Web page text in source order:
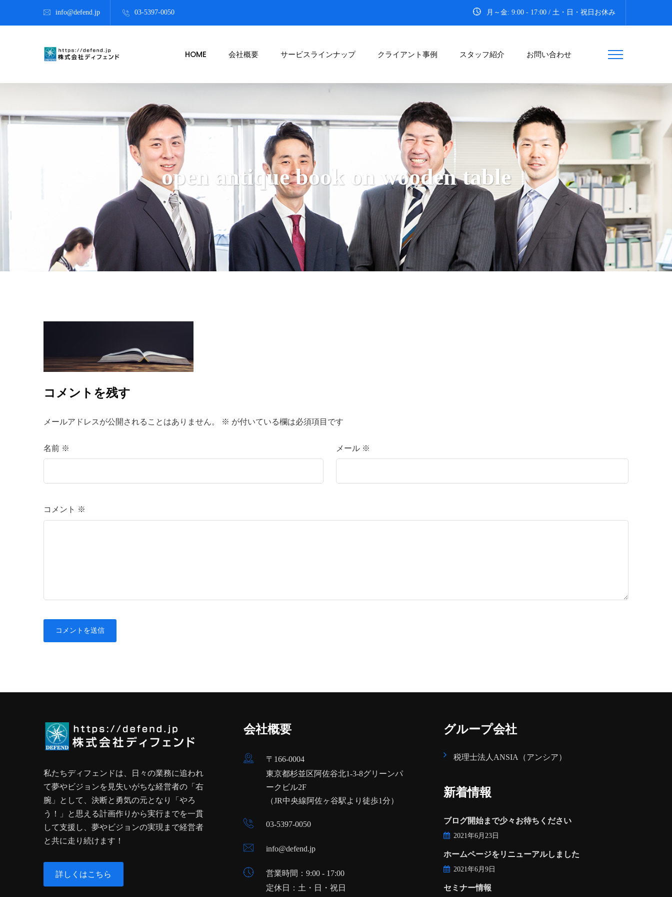
info@defend.jp 03-5397-0050 月～金: 9:00 - 17:00 / 土・日・祝日お休み
HOME 会社概要 サービスラインナップ クライアント事例 スタッフ紹介 お問い合わせ
open antique book on wooden table
コメントを残す
メールアドレスが公開されることはありません。 ※ が付いている欄は必須項目です
名前 ※ メール ※
コメント ※
私たちディフェンドは、日々の業務に追われ
て夢やビジョンを見失いがちな経営者の「右
腕」として、決断と勇気の元となり「やろ
う！」と思える計画作りから実行までを一貫
して支援し、夢やビジョンの実現まで経営者
と共に走り続けます！
詳しくはこちら
会社概要
〒166-0004
東京都杉並区阿佐谷北1-3-8グリーンパ
ークビル2F
（JR中央線阿佐ヶ谷駅より徒歩1分）
03-5397-0050
info@defend.jp
営業時間：9:00 - 17:00
定休日：土・日・祝日
グループ会社
税理士法人ANSIA（アンシア）
新着情報
ブログ開始まで少々お待ちください
2021年6月23日
ホームページをリニューアルしました
2021年6月9日
セミナー情報